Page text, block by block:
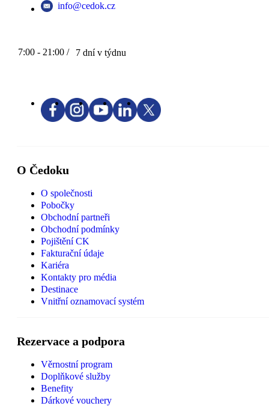
info@cedok.cz
7:00 - 21:00 / 7 dní v týdnu
O Čedoku
O společnosti
Pobočky
Obchodní partneři
Obchodní podmínky
Pojištění CK
Fakturační údaje
Kariéra
Kontakty pro média
Destinace
Vnitřní oznamovací systém
Rezervace a podpora
Věrnostní program
Doplňkové služby
Benefity
Dárkové vouchery